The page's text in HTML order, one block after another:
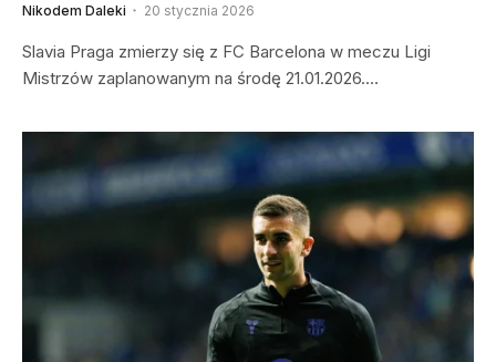
Nikodem Daleki 20 stycznia 2026
Slavia Praga zmierzy się z FC Barcelona w meczu Ligi
Mistrzów zaplanowanym na środę 21.01.2026.…